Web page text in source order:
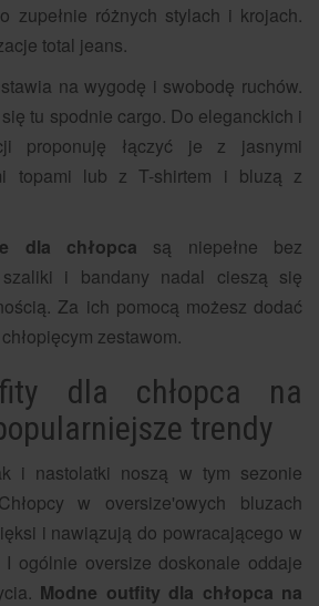
zupełnie różnych stylach i krojach.
total jeans.
na wygodę i swobodę ruchów.
tu spodnie cargo. Do eleganckich i
proponuję łączyć je z jasnymi
topami lub z T-shirtem i bluzą z
dla chłopca są niepełne bez
szaliki i bandany nadal cieszą się
Za ich pomocą możesz dodać
zestawom.
dla chłopca na
trendy
i nastolatki noszą w tym sezonie
w oversize'owych bluzach
i nawiązują do powracającego w
ogólnie oversize doskonale oddaje
Modne outfity dla chłopca na